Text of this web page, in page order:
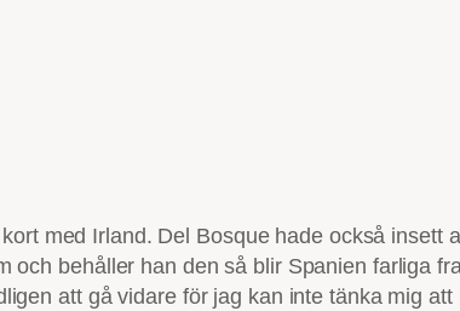
med Irland. Del Bosque hade också insett
behåller han den så blir Spanien farliga
att gå vidare för jag kan inte tänka mig